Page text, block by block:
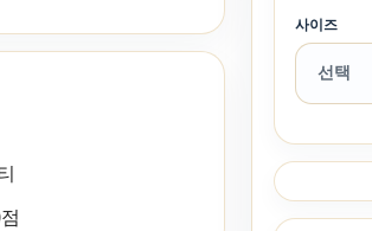
사이즈